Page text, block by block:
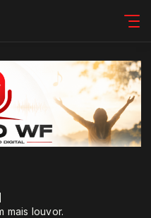
mais louvor.